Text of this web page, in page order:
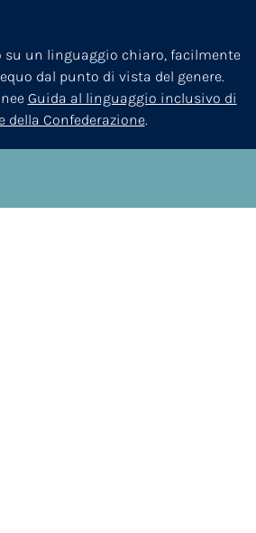
su un linguaggio chiaro, facilmente
dal punto di vista del genere.
Guida al linguaggio inclusivo di
della Confederazione.